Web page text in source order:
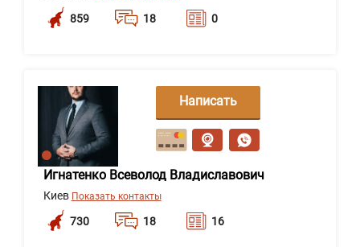
859 18 0
Игнатенко Всеволод Владиславович
Киев Показать контакты
730 18 16
Написать
сообщение